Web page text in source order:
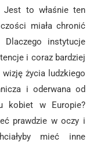
Jest to właśnie ten
miała chronić
instytucje
i coraz bardziej
życia ludzkiego
i oderwana od
kobiet w Europie?
prawdzie w oczy i
mieć inne